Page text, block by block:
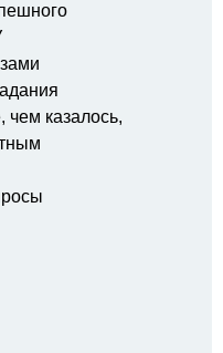
чем казалось,